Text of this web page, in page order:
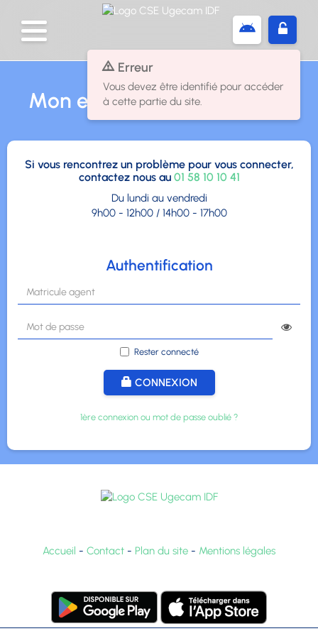
Mon espace
Si vous rencontrez un problème pour vous connecter,
contactez nous au 01 58 10 10 41
Du lundi au vendredi
9h00 - 12h00 / 14h00 - 17h00
Authentification
Rester connecté
CONNEXION
1ère connexion ou mot de passe oublié ?
Accueil - Contact - Plan du site - Mentions légales
Erreur
Vous devez être identifié pour accéder
à cette partie du site.
Panneau de gestion des cookies